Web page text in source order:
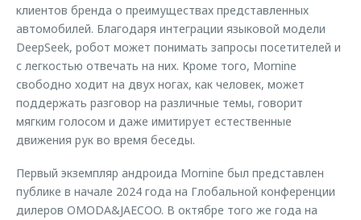
клиентов бренда о преимуществах представленных
автомобилей. Благодаря интеграции языковой модели
DeepSeek, робот может понимать запросы посетителей и
с легкостью отвечать на них. Кроме того, Mornine
свободно ходит на двух ногах, как человек, может
поддержать разговор на различные темы, говорит
мягким голосом и даже имитирует естественные
движения рук во время беседы.
Первый экземпляр андроида Mornine был представлен
публике в начале 2024 года на Глобальной конференции
дилеров OMODA&JAECOO. В октябре того же года на